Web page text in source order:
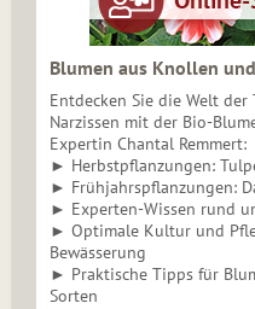
Blumen aus Knollen
Entdecken Sie die Welt
Narzissen mit der Bio-
Expertin Chantal Remmert:
► Herbstpflanzungen:
► Frühjahrspflanzungen:
► Experten-Wissen rund
► Optimale Kultur und
Bewässerung
► Praktische Tipps für
Sorten